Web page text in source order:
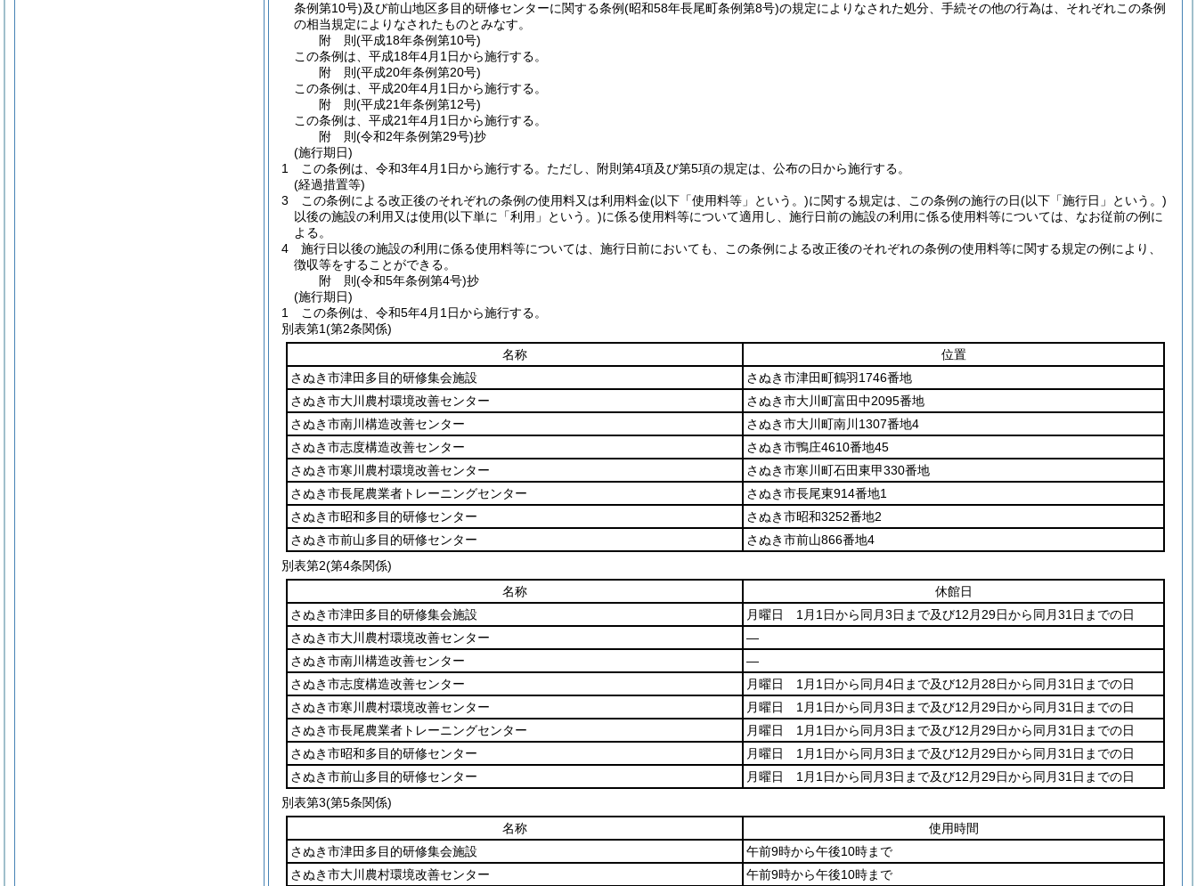
条例第10号)及び前山地区多目的研修センターに関する条例(昭和58年長尾町条例第8号)の規定によりなされた処分、手続その他の行為は、それぞれこの条例
の相当規定によりなされたものとみなす。
附 則(平成18年条例第10号)
この条例は、平成18年4月1日から施行する。
附 則(平成20年条例第20号)
この条例は、平成20年4月1日から施行する。
附 則(平成21年条例第12号)
この条例は、平成21年4月1日から施行する。
附 則(令和2年条例第29号)抄
(施行期日)
1
この条例は、令和3年4月1日から施行する。 ただし、附則第4項及び第5項の規定は、公布の日から施行する。
(経過措置等)
3
この条例による改正後のそれぞれの条例の使用料又は利用料金(以下「使用料等」という。)に関する規定は、この条例の施行の日(以下「施行日」という。)
以後の施設の利用又は使用(以下単に「利用」という。)に係る使用料等について適用し、施行日前の施設の利用に係る使用料等については、なお従前の例に
よる。
4
施行日以後の施設の利用に係る使用料等については、施行日前においても、この条例による改正後のそれぞれの条例の使用料等に関する規定の例により、
徴収等をすることができる。
附 則(令和5年条例第4号)抄
(施行期日)
1
この条例は、令和5年4月1日から施行する。
別表第1(第2条関係)
名称
位置
さぬき市津田多目的研修集会施設
さぬき市津田町鶴羽1746番地
さぬき市大川農村環境改善センター
さぬき市大川町富田中2095番地
さぬき市南川構造改善センター
さぬき市大川町南川1307番地4
さぬき市志度構造改善センター
さぬき市鴨庄4610番地45
さぬき市寒川農村環境改善センター
さぬき市寒川町石田東甲330番地
さぬき市長尾農業者トレーニングセンター
さぬき市長尾東914番地1
さぬき市昭和多目的研修センター
さぬき市昭和3252番地2
さぬき市前山多目的研修センター
さぬき市前山866番地4
別表第2(第4条関係)
名称
休館日
さぬき市津田多目的研修集会施設
月曜日 1月1日から同月3日まで及び12月29日から同月31日までの日
さぬき市大川農村環境改善センター
―
さぬき市南川構造改善センター
―
さぬき市志度構造改善センター
月曜日 1月1日から同月4日まで及び12月28日から同月31日までの日
さぬき市寒川農村環境改善センター
月曜日 1月1日から同月3日まで及び12月29日から同月31日までの日
さぬき市長尾農業者トレーニングセンター
月曜日 1月1日から同月3日まで及び12月29日から同月31日までの日
さぬき市昭和多目的研修センター
月曜日 1月1日から同月3日まで及び12月29日から同月31日までの日
さぬき市前山多目的研修センター
月曜日 1月1日から同月3日まで及び12月29日から同月31日までの日
別表第3(第5条関係)
名称
使用時間
さぬき市津田多目的研修集会施設
午前9時から午後10時まで
さぬき市大川農村環境改善センター
午前9時から午後10時まで